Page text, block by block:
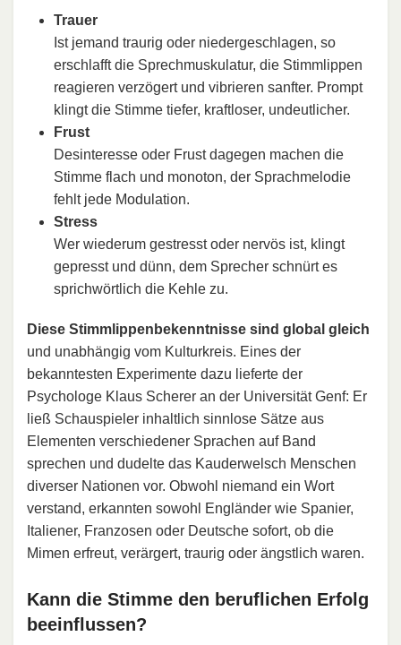
Trauer
Ist jemand traurig oder niedergeschlagen, so
erschlafft die Sprechmuskulatur, die Stimmlippen
reagieren verzögert und vibrieren sanfter. Prompt
klingt die Stimme tiefer, kraftloser, undeutlicher.
Frust
Desinteresse oder Frust dagegen machen die
Stimme flach und monoton, der Sprachmelodie
fehlt jede Modulation.
Stress
Wer wiederum gestresst oder nervös ist, klingt
gepresst und dünn, dem Sprecher schnürt es
sprichwörtlich die Kehle zu.
Diese Stimmlippenbekenntnisse sind global gleich
und unabhängig vom Kulturkreis. Eines der
bekanntesten Experimente dazu lieferte der
Psychologe Klaus Scherer an der Universität Genf: Er
ließ Schauspieler inhaltlich sinnlose Sätze aus
Elementen verschiedener Sprachen auf Band
sprechen und dudelte das Kauderwelsch Menschen
diverser Nationen vor. Obwohl niemand ein Wort
verstand, erkannten sowohl Engländer wie Spanier,
Italiener, Franzosen oder Deutsche sofort, ob die
Mimen erfreut, verärgert, traurig oder ängstlich waren.
Kann die Stimme den beruflichen Erfolg
beeinflussen?